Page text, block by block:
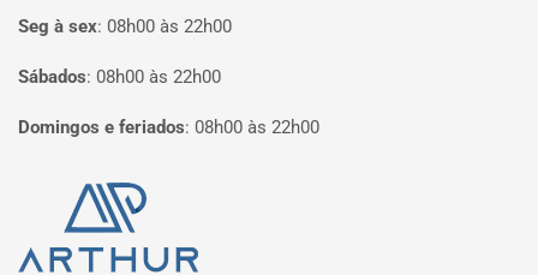
Seg à sex: 08h00 às 22h00
Sábados: 08h00 às 22h00
Domingos e feriados: 08h00 às 22h00
Página inicial